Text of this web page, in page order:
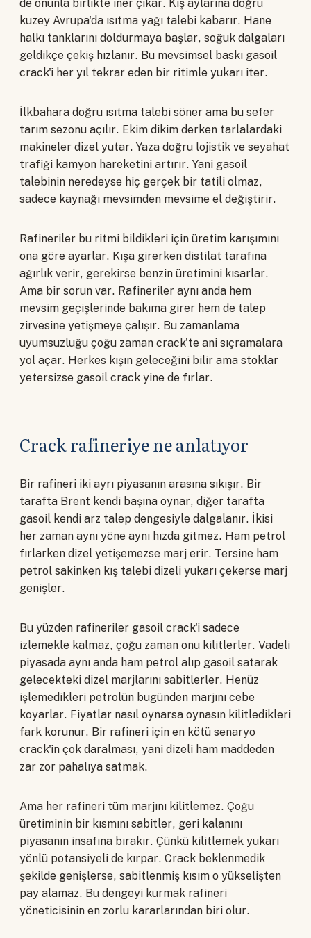
de onunla birlikte iner çıkar. Kış aylarına doğru
kuzey Avrupa'da ısıtma yağı talebi kabarır. Hane
halkı tanklarını doldurmaya başlar, soğuk dalgaları
geldikçe çekiş hızlanır. Bu mevsimsel baskı gasoil
crack'i her yıl tekrar eden bir ritimle yukarı iter.
İlkbahara doğru ısıtma talebi söner ama bu sefer
tarım sezonu açılır. Ekim dikim derken tarlalardaki
makineler dizel yutar. Yaza doğru lojistik ve seyahat
trafiği kamyon hareketini artırır. Yani gasoil
talebinin neredeyse hiç gerçek bir tatili olmaz,
sadece kaynağı mevsimden mevsime el değiştirir.
Rafineriler bu ritmi bildikleri için üretim karışımını
ona göre ayarlar. Kışa girerken distilat tarafına
ağırlık verir, gerekirse benzin üretimini kısarlar.
Ama bir sorun var. Rafineriler aynı anda hem
mevsim geçişlerinde bakıma girer hem de talep
zirvesine yetişmeye çalışır. Bu zamanlama
uyumsuzluğu çoğu zaman crack'te ani sıçramalara
yol açar. Herkes kışın geleceğini bilir ama stoklar
yetersizse gasoil crack yine de fırlar.
Crack rafineriye ne anlatıyor
Bir rafineri iki ayrı piyasanın arasına sıkışır. Bir
tarafta Brent kendi başına oynar, diğer tarafta
gasoil kendi arz talep dengesiyle dalgalanır. İkisi
her zaman aynı yöne aynı hızda gitmez. Ham petrol
fırlarken dizel yetişemezse marj erir. Tersine ham
petrol sakinken kış talebi dizeli yukarı çekerse marj
genişler.
Bu yüzden rafineriler gasoil crack'i sadece
izlemekle kalmaz, çoğu zaman onu kilitlerler. Vadeli
piyasada aynı anda ham petrol alıp gasoil satarak
gelecekteki dizel marjlarını sabitlerler. Henüz
işlemedikleri petrolün bugünden marjını cebe
koyarlar. Fiyatlar nasıl oynarsa oynasın kilitledikleri
fark korunur. Bir rafineri için en kötü senaryo
crack'in çok daralması, yani dizeli ham maddeden
zar zor pahalıya satmak.
Ama her rafineri tüm marjını kilitlemez. Çoğu
üretiminin bir kısmını sabitler, geri kalanını
piyasanın insafına bırakır. Çünkü kilitlemek yukarı
yönlü potansiyeli de kırpar. Crack beklenmedik
şekilde genişlerse, sabitlenmiş kısım o yükselişten
pay alamaz. Bu dengeyi kurmak rafineri
yöneticisinin en zorlu kararlarından biri olur.